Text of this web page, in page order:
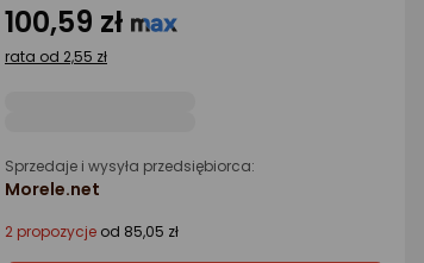
100,59 zł
rata od 2,55 zł
Sprzedaje i wysyła przedsiębiorca:
Morele.net
2 propozycje od 85,05 zł